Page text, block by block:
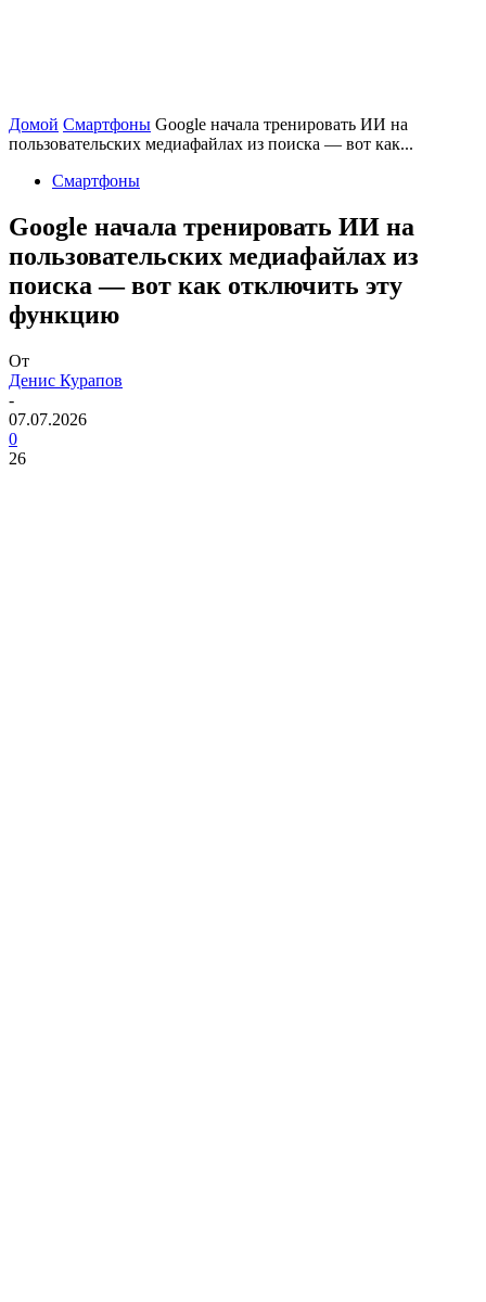
Домой Смартфоны Google начала тренировать ИИ на
пользовательских медиафайлах из поиска — вот как...
Смартфоны
Google начала тренировать ИИ на
пользовательских медиафайлах из
поиска — вот как отключить эту
функцию
От
Денис Курапов
-
07.07.2026
0
26